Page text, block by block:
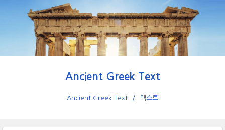
Ancient Greek Text
Ancient Greek Text 텍스트